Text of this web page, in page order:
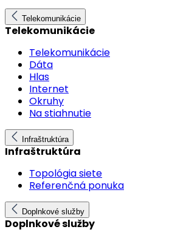
Telekomunikácie
Telekomunikácie
Telekomunikácie
Dáta
Hlas
Internet
Okruhy
Na stiahnutie
Infraštruktúra
Infraštruktúra
Topológia siete
Referenčná ponuka
Doplnkové služby
Doplnkové služby